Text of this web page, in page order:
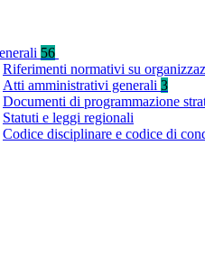
56
Riferimenti normativi su
Atti amministrativi generali 3
Documenti di programmazione
Statuti e leggi regionali
Codice disciplinare e codice di